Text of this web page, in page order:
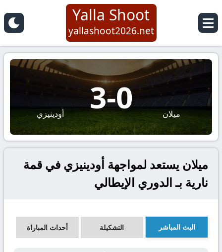
Yalla Shoot
yallashoot2026.net
ميلان 0
-
3 أودينيزي
ميلان يستعد لمواجهة أودينيزي في قمة
نارية بـ الدوري الإيطالي
البث المباشر التشكيلة أحداث المباراة